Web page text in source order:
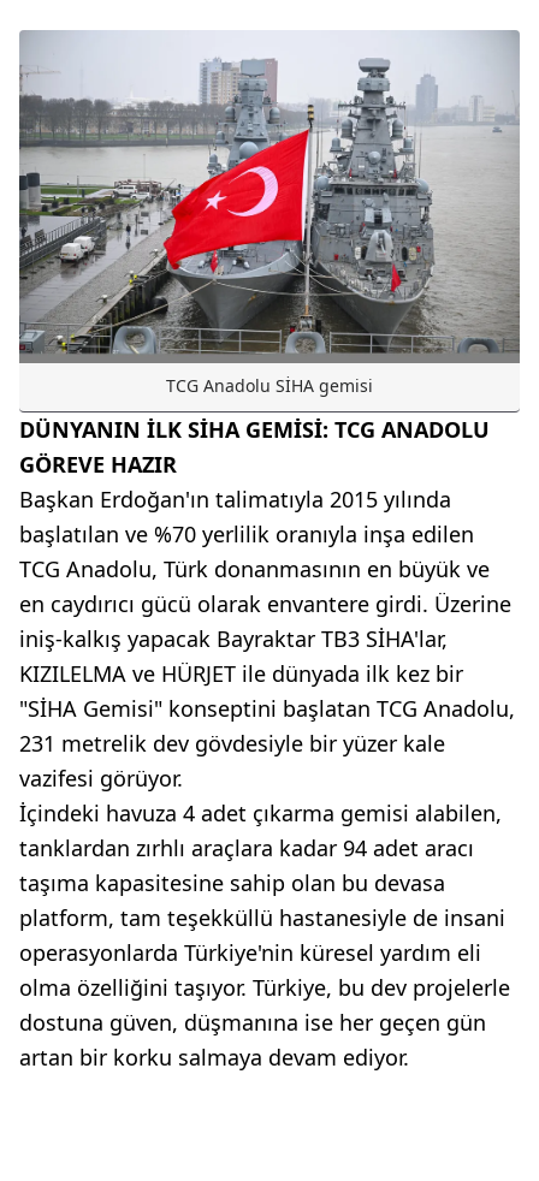
TCG Anadolu SİHA gemisi
DÜNYANIN İLK SİHA GEMİSİ: TCG ANADOLU
GÖREVE HAZIR
Başkan Erdoğan'ın talimatıyla 2015 yılında
başlatılan ve %70 yerlilik oranıyla inşa edilen
TCG Anadolu, Türk donanmasının en büyük ve
en caydırıcı gücü olarak envantere girdi. Üzerine
iniş-kalkış yapacak Bayraktar TB3 SİHA'lar,
KIZILELMA ve HÜRJET ile dünyada ilk kez bir
"SİHA Gemisi" konseptini başlatan TCG Anadolu,
231 metrelik dev gövdesiyle bir yüzer kale
vazifesi görüyor.
İçindeki havuza 4 adet çıkarma gemisi alabilen,
tanklardan zırhlı araçlara kadar 94 adet aracı
taşıma kapasitesine sahip olan bu devasa
platform, tam teşekküllü hastanesiyle de insani
operasyonlarda Türkiye'nin küresel yardım eli
olma özelliğini taşıyor. Türkiye, bu dev projelerle
dostuna güven, düşmanına ise her geçen gün
artan bir korku salmaya devam ediyor.